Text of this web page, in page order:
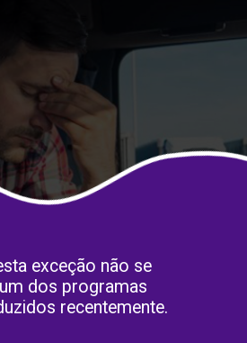
exceção não se
dos programas
recentemente.